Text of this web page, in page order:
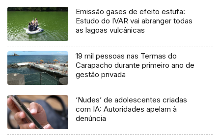
Emissão gases de efeito estufa:
Estudo do IVAR vai abranger todas
as lagoas vulcânicas
19 mil pessoas nas Termas do
Carapacho durante primeiro ano de
gestão privada
‘Nudes’ de adolescentes criadas
com IA: Autoridades apelam à
denúncia